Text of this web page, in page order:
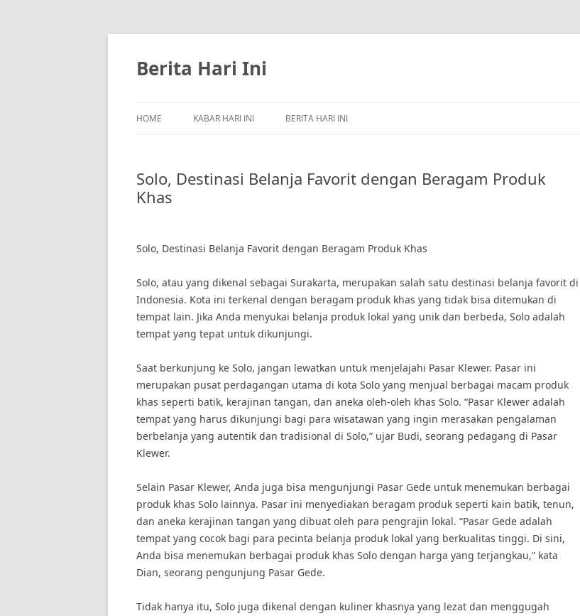
Skip
content
Berita Hari Ini
HOME KABAR HARI INI BERITA HARI INI
Solo, Destinasi Belanja Favorit dengan Beragam Produk
Khas
Solo, Destinasi Belanja Favorit dengan Beragam Produk Khas
Solo, atau yang dikenal sebagai Surakarta, merupakan salah satu destinasi belanja favorit di
Indonesia. Kota ini terkenal dengan beragam produk khas yang tidak bisa ditemukan di
tempat lain. Jika Anda menyukai belanja produk lokal yang unik dan berbeda, Solo adalah
tempat yang tepat untuk dikunjungi.
Saat berkunjung ke Solo, jangan lewatkan untuk menjelajahi Pasar Klewer. Pasar ini
merupakan pusat perdagangan utama di kota Solo yang menjual berbagai macam produk
khas seperti batik, kerajinan tangan, dan aneka oleh-oleh khas Solo. “Pasar Klewer adalah
tempat yang harus dikunjungi bagi para wisatawan yang ingin merasakan pengalaman
berbelanja yang autentik dan tradisional di Solo,” ujar Budi, seorang pedagang di Pasar
Klewer.
Selain Pasar Klewer, Anda juga bisa mengunjungi Pasar Gede untuk menemukan berbagai
produk khas Solo lainnya. Pasar ini menyediakan beragam produk seperti kain batik, tenun,
dan aneka kerajinan tangan yang dibuat oleh para pengrajin lokal. “Pasar Gede adalah
tempat yang cocok bagi para pecinta belanja produk lokal yang berkualitas tinggi. Di sini,
Anda bisa menemukan berbagai produk khas Solo dengan harga yang terjangkau,” kata
Dian, seorang pengunjung Pasar Gede.
Tidak hanya itu, Solo juga dikenal dengan kuliner khasnya yang lezat dan menggugah